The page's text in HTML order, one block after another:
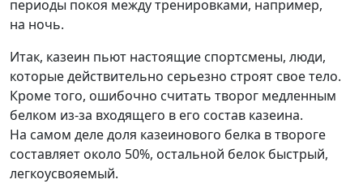
периоды покоя между тренировками, например,
на ночь.
Итак, казеин пьют настоящие спортсмены, люди,
которые действительно серьезно строят свое тело.
Кроме того, ошибочно считать творог медленным
белком из‑за входящего в его состав казеина.
На самом деле доля казеинового белка в твороге
составляет около 50%, остальной белок быстрый,
легкоусвояемый.